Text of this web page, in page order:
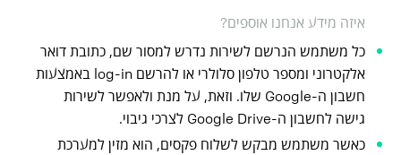
איזה מידע אנחנו אוספים?
כל משתמש הנרשם לשירות נדרש למסור שם, כתובת דואר
אלקטרוני ומספר טלפון סלולרי או להרשם log-in באמצעות
חשבון ה-Google שלו. וזאת, על מנת ולאפשר לשירות
גישה לחשבון ה-Google Drive לצרכי גיבוי.
כאשר משתמש מבקש לשלוח פקסים, הוא מזין למערכת